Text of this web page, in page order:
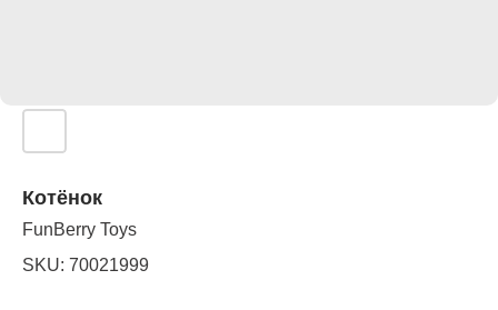
Котёнок
FunBerry Toys
SKU: 70021999